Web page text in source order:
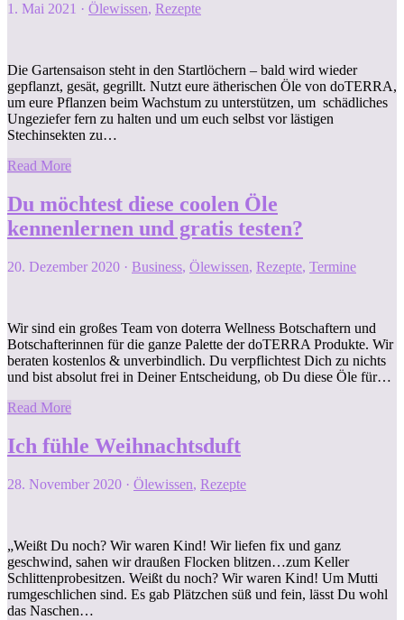
1. Mai 2021 · Ölewissen, Rezepte
Die Gartensaison steht in den Startlöchern – bald wird wieder
gepflanzt, gesät, gegrillt. Nutzt eure ätherischen Öle von doTERRA,
um eure Pflanzen beim Wachstum zu unterstützen, um schädliches
Ungeziefer fern zu halten und um euch selbst vor lästigen
Stechinsekten zu…
Read More
Du möchtest diese coolen Öle
kennenlernen und gratis testen?
20. Dezember 2020 · Business, Ölewissen, Rezepte, Termine
Wir sind ein großes Team von doterra Wellness Botschaftern und
Botschafterinnen für die ganze Palette der doTERRA Produkte. Wir
beraten kostenlos & unverbindlich. Du verpflichtest Dich zu nichts
und bist absolut frei in Deiner Entscheidung, ob Du diese Öle für…
Read More
Ich fühle Weihnachtsduft
28. November 2020 · Ölewissen, Rezepte
„Weißt Du noch? Wir waren Kind! Wir liefen fix und ganz
geschwind, sahen wir draußen Flocken blitzen…zum Keller
Schlittenprobesitzen. Weißt du noch? Wir waren Kind! Um Mutti
rumgeschlichen sind. Es gab Plätzchen süß und fein, lässt Du wohl
das Naschen…